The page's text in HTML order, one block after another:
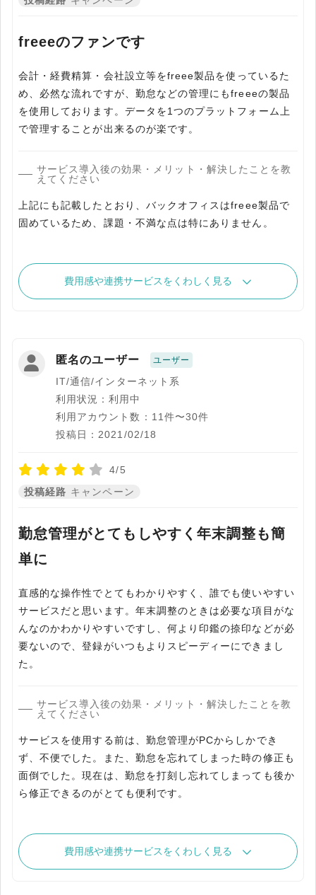
freeeのファンです
会計・経費精算・会社設立等をfreee製品を使っているた
め、必然な流れですが、勤怠などの管理にもfreeeの製品
を使用しております。データを1つのプラットフォーム上
で管理することが出来るのが楽です。
サービス導入後の効果・メリット・解決したことを教
えてください
上記にも記載したとおり、バックオフィスはfreee製品で
固めているため、課題・不満な点は特にありません。
費用感や連携サービスをくわしく見る
匿名のユーザー ユーザー
IT/通信/インターネット系
利用状況：利用中
利用アカウント数：11件〜30件
投稿日：2021/02/18
4/5
投稿経路 キャンペーン
勤怠管理がとてもしやすく年末調整も簡
単に
直感的な操作性でとてもわかりやすく、誰でも使いやすい
サービスだと思います。年末調整のときは必要な項目がな
んなのかわかりやすいですし、何より印鑑の捺印などが必
要ないので、登録がいつもよりスピーディーにできまし
た。
サービス導入後の効果・メリット・解決したことを教
えてください
サービスを使用する前は、勤怠管理がPCからしかでき
ず、不便でした。また、勤怠を忘れてしまった時の修正も
面倒でした。現在は、勤怠を打刻し忘れてしまっても後か
ら修正できるのがとても便利です。
費用感や連携サービスをくわしく見る